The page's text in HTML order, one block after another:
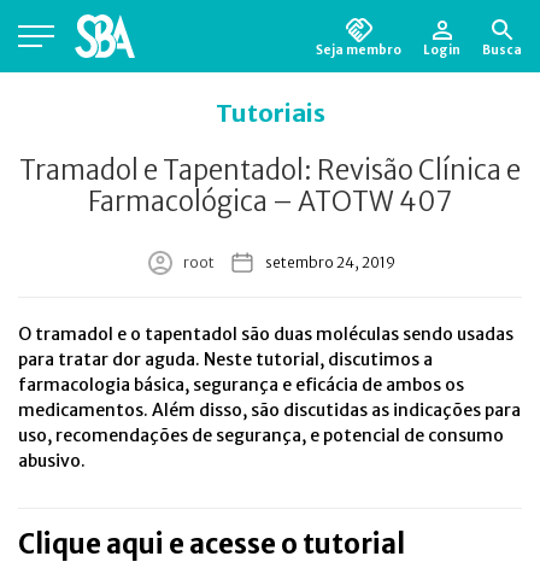
Seja membro Login Busca
Tutoriais
Tramadol e Tapentadol: Revisão Clínica e
Farmacológica – ATOTW 407
root setembro 24, 2019
O tramadol e o tapentadol são duas moléculas sendo usadas
para tratar dor aguda. Neste tutorial, discutimos a
farmacologia básica, segurança e eficácia de ambos os
medicamentos. Além disso, são discutidas as indicações para
uso, recomendações de segurança, e potencial de consumo
abusivo.
Clique aqui e acesse o tutorial